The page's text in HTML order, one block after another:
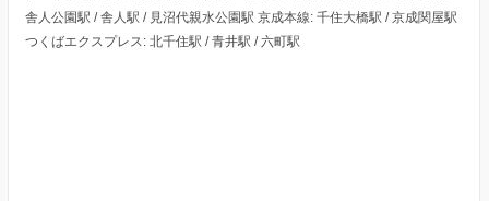
舎人公園駅 / 舎人駅 / 見沼代親水公園駅 京成本線: 千住大橋駅 / 京成関屋駅
つくばエクスプレス: 北千住駅 / 青井駅 / 六町駅